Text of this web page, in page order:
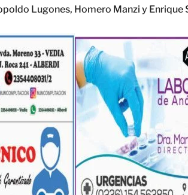
Lugones, Homero Manzi y Enrique